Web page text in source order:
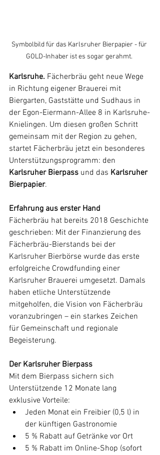
Symbolbild für das Karlsruher Bierpapier - für
GOLD-Inhaber ist es sogar gerahmt.
Karlsruhe. Fächerbräu geht neue Wege
in Richtung eigener Brauerei mit
Biergarten, Gaststätte und Sudhaus in
der Egon-Eiermann-Allee 8 in Karlsruhe-
Knielingen. Um diesen großen Schritt
gemeinsam mit der Region zu gehen,
startet Fächerbräu jetzt ein besonderes
Unterstützungsprogramm: den
Karlsruher Bierpass und das Karlsruher
Bierpapier.
Erfahrung aus erster Hand
Fächerbräu hat bereits 2018 Geschichte
geschrieben: Mit der Finanzierung des
Fächerbräu-Bierstands bei der
Karlsruher Bierbörse wurde das erste
erfolgreiche Crowdfunding einer
Karlsruher Brauerei umgesetzt. Damals
haben etliche Unterstützende
mitgeholfen, die Vision von Fächerbräu
voranzubringen – ein starkes Zeichen
für Gemeinschaft und regionale
Begeisterung.
Der Karlsruher Bierpass
Mit dem Bierpass sichern sich
Unterstützende 12 Monate lang
exklusive Vorteile:
Jeden Monat ein Freibier (0,5 l) in
der künftigen Gastronomie
5 % Rabatt auf Getränke vor Ort
5 % Rabatt im Online-Shop (sofort